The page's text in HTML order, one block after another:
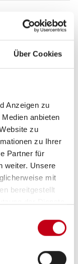
Über Cookies
Anzeigen zu
anbieten
zu
zu Ihrer
Partner für
weiter. Unsere
mit
bereitgestellt